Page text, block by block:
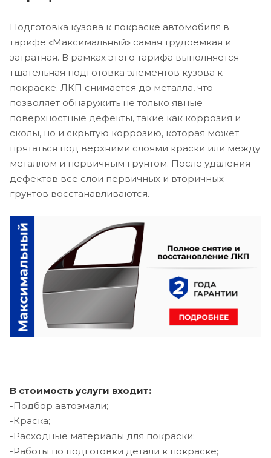
Подготовка кузова к покраске автомобиля в
тарифе «Максимальный» самая трудоемкая и
затратная. В рамках этого тарифа выполняется
тщательная подготовка элементов кузова к
покраске. ЛКП снимается до металла, что
позволяет обнаружить не только явные
поверхностные дефекты, такие как коррозия и
сколы, но и скрытую коррозию, которая может
прятаться под верхними слоями краски или между
металлом и первичным грунтом. После удаления
дефектов все слои первичных и вторичных
грунтов восстанавливаются.
В стоимость услуги входит:
-Подбор автоэмали;
-Краска;
-Расходные материалы для покраски;
-Работы по подготовки детали к покраске;